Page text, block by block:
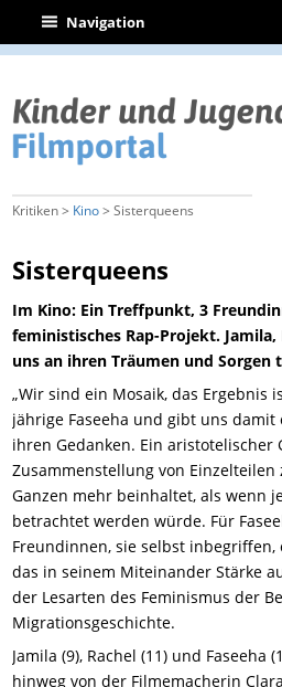
| Navigation
Kritiken > Kino> Sisterqueens
Sisterqueens
Im Kino: Ein Treffpunkt, 3
feministisches Rap-Projekt. Jamila,
uns an ihren Träumen und Sorgen
„Wir sind ein Mosaik, das Ergebnis
jährige Faseeha und gibt uns
ihren Gedanken. Ein aristotelischer
Zusammenstellung von
Ganzen mehr beinhaltet, als wenn
betrachtet werden würde. Für
Freundinnen, sie selbst
das in seinem Miteinander Stärke
der Lesarten des Feminismus der
Migrationsgeschichte.
Jamila (9), Rachel (11) und Faseeha
hinweg von der Filmemacherin